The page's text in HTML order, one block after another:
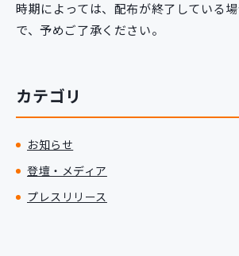
時期によっては、配布が終了している
で、予めご了承ください。
カテゴリ
お知らせ
登壇・メディア
プレスリリース